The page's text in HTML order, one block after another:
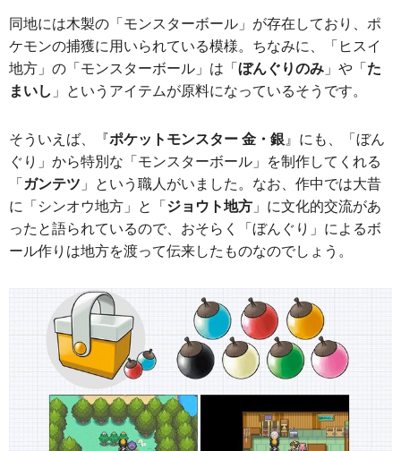
同地には木製の「モンスターボール」が存在しており、ポ
ケモンの捕獲に用いられている模様。ちなみに、「ヒスイ
地方」の「モンスターボール」は「ぼんぐりのみ」や「た
まいし」というアイテムが原料になっているそうです。
そういえば、『ポケットモンスター 金・銀』にも、「ぼん
ぐり」から特別な「モンスターボール」を制作してくれる
「ガンテツ 」という職人がいました。なお、作中では大昔
に「シンオウ地方」と「ジョウト地方 」に文化的交流があ
ったと語られているので、おそらく「ぼんぐり」によるボ
ール作りは地方を渡って伝来したものなのでしょう。